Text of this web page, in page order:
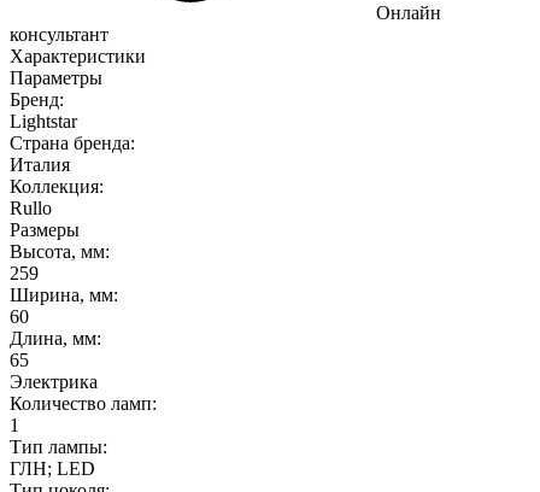
Онлайн
консультант
Характеристики
Параметры
Бренд:
Lightstar
Страна бренда:
Италия
Коллекция:
Rullo
Размеры
Высота, мм:
259
Ширина, мм:
60
Длина, мм:
65
Электрика
Количество ламп:
1
Тип лампы:
ГЛН; LED